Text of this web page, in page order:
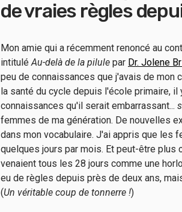
de vraies règles
Mon amie qui a récemment renoncé au
intituléAu-delà de la pilule par Dr. Jolene
peu de connaissances que j'avais de mon
la santé du cycle depuis l'école primaire,
connaissances qu'il serait embarrassant...
femmes de ma génération. De nouvelles
dans mon vocabulaire. J'ai appris que les
quelques jours par mois. Et peut-être plus
venaient tous les 28 jours comme une
eu de règles depuis près de deux ans,
(Un véritable coup de tonnerre !)